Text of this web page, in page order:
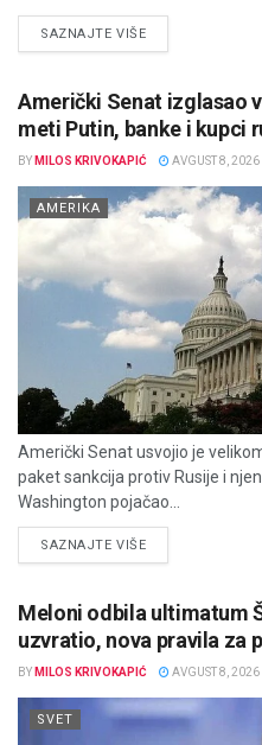
SAZNAJTE VIŠEDETAILS
Američki Senat izglasao
meti Putin, banke i kupci
BY MILOS KRIVOKAPIĆ AVGUST 8, 2026
AMERIKA
Američki Senat usvojio je
paket sankcija protiv Rusije i
Washington pojačao...
SAZNAJTE VIŠEDETAILS
Meloni odbila ultimatum
uzvratio, nova pravila za
BY MILOS KRIVOKAPIĆ AVGUST 8, 2026
SVET